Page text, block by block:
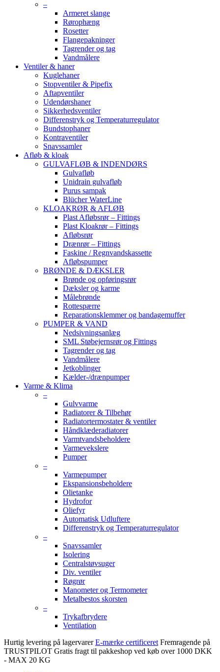
–
Armeret slange
Rørophæng
Rosetter
Flangepakninger
Tagrender og tag
Vandmålere
Ventiler & haner
Kuglehaner
Stopventiler & Pipefix
Aftapventiler
Udendørshaner
Sikkerhedsventiler
Differenstryk og Temperaturregulator
Bundstophaner
Kontraventiler
Snavssamler
Afløb & kloak
GULVAFLØB & INDENDØRS
Gulvafløb
Unidrain gulvafløb
Purus sampak
Blücher WaterLine
KLOAKRØR & AFLØB
Plast Afløbsrør – Fittings
Plast Kloakrør – Fittings
Afløbsrør
Drænrør – Fittings
Faskine / Regnvandskassette
Afløbspumper
BRØNDE & DÆKSLER
Brønde og opføringsrør
Dæksler og karme
Målebrønde
Rottespærre
Reparationsklemmer og bandagemuffer
PUMPER & VAND
Nedsivningsanlæg
SML Støbejernsrør og Fittings
Tagrender og tag
Vandmålere
Jetkoblinger
Kælder-/drænpumper
Varme & Klima
–
Gulvvarme
Radiatorer & Tilbehør
Radiatortermostater & ventiler
Håndklæderadiatorer
Varmtvandsbeholdere
Varmevekslere
Pumper
–
Varmepumper
Ekspansionsbeholdere
Olietanke
Hydrofor
Oliefyr
Automatisk Udluftere
Differenstryk og Temperaturregulator
–
Snavssamler
Isolering
Centralstøvsuger
Div. ventiler
Røgrør
Manometer og Termometer
Metalbestos skorsten
–
Trykafbrydere
Ventilation
Hurtig levering på lagervarer E-mærke certificeret Fremragende på
TRUSTPILOT Gratis fragt til pakkeshop ved køb over 1000 DKK
- MAX 20 KG